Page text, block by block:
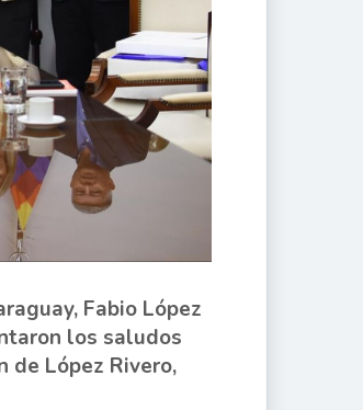
Fabio López
los saludos
López Rivero,